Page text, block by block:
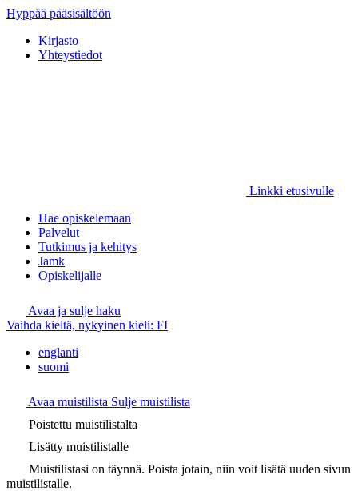
Hyppää pääsisältöön
Kirjasto
Yhteystiedot
Linkki etusivulle
Hae opiskelemaan
Palvelut
Tutkimus ja kehitys
Jamk
Opiskelijalle
Avaa ja sulje haku
Vaihda kieltä, nykyinen kieli: FI
englanti
suomi
Avaa muistilista Sulje muistilista
Poistettu muistilistalta
Lisätty muistilistalle
Muistilistasi on täynnä. Poista jotain, niin voit lisätä uuden sivun
muistilistalle.